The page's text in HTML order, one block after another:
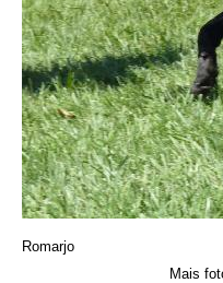
Romarjo
Mais